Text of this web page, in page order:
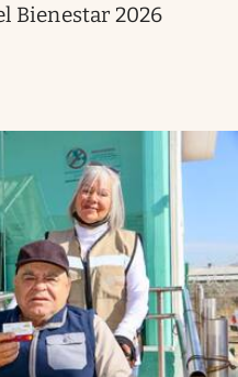
Bienestar 2026